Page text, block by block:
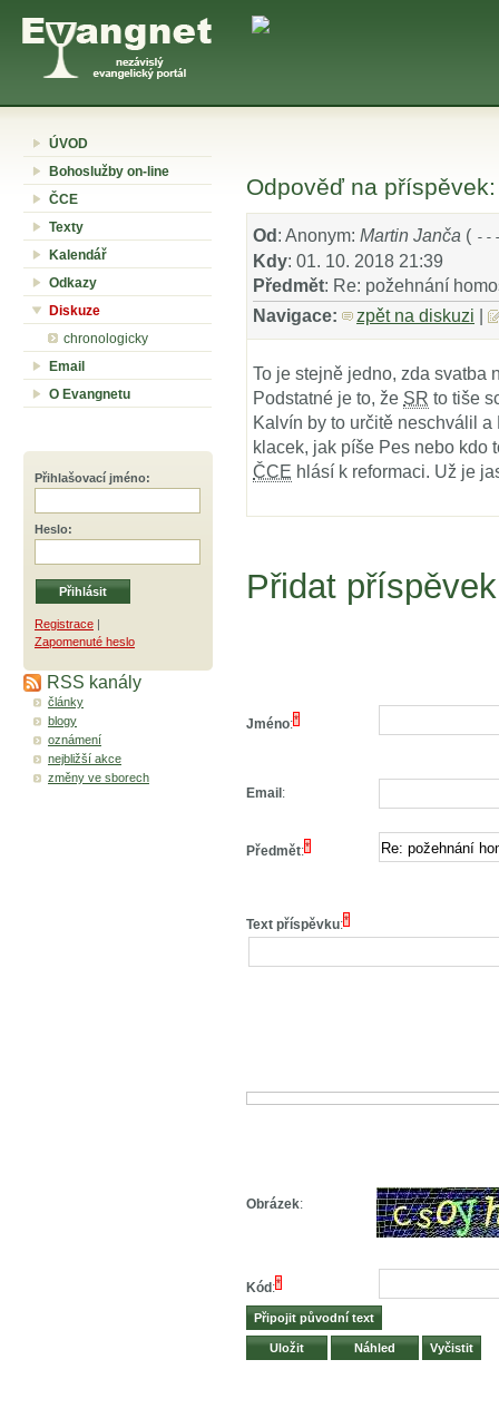
ÚVOD
Bohoslužby on-line
ČCE
Texty
Kalendář
Odkazy
Diskuze
chronologicky
Email
O Evangnetu
Přihlašovací jméno:
Heslo:
Registrace |
Zapomenuté heslo
RSS kanály
články
blogy
oznámení
nejbližší akce
změny ve sborech
Odpověď na
Od : Anonym: Martin Janča (
Kdy: 01. 10. 2018 21:39
Předmět: Re: požehnání
Navigace:
zpět na diskuzi
To je stejně jedno, zda svatba
Podstatné je to, že SR to tiše
Kalvín by to určitě neschválil
klacek, jak píše Pes nebo kdo
ČCE hlásí k reformaci. Už je
Přidat
Jméno:*
Email :
Předmět:*
Text příspěvku:*
Obrázek:
Kód :*